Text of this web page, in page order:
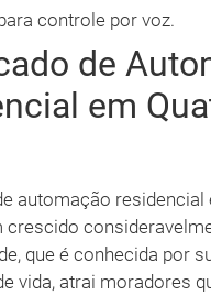
controle por voz.
de
em
automação residencial
crescido
que é conhecida por
vida, atrai moradores